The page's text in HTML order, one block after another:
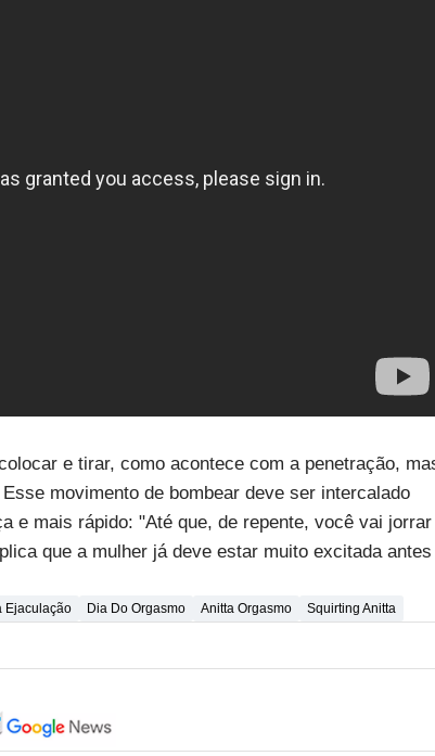
e tirar, como acontece com a penetração,
movimento de bombear deve ser intercalado
e mais rápido: "Até que, de repente, você vai jorrar
que a mulher já deve estar muito excitada antes
Ejaculação Dia Do Orgasmo Anitta Orgasmo Squirting Anitta